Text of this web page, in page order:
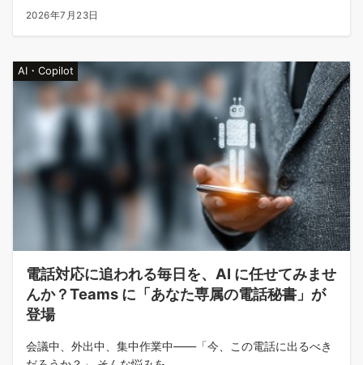
2026年7月23日
AI・Copilot
電話対応に追われる毎日を、AI に任せてみませ
んか？Teams に「あなた専属の電話秘書」が
登場
会議中、外出中、集中作業中――「今、この電話に出るべき